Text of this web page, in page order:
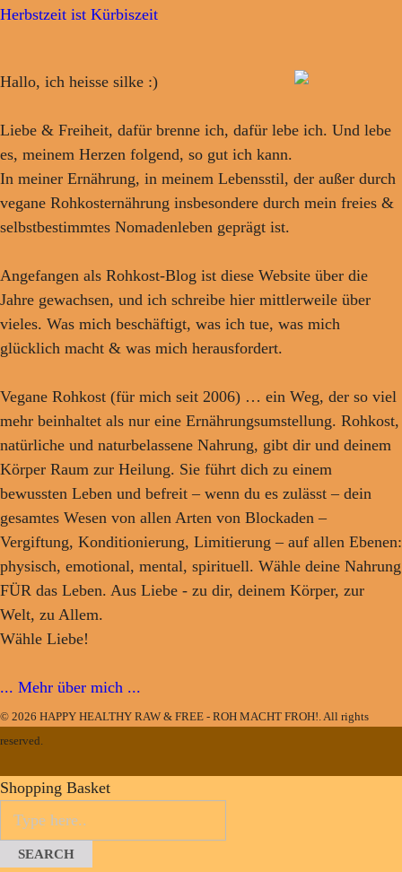
Herbstzeit ist Kürbiszeit
Hallo, ich heisse silke :)
Liebe & Freiheit, dafür brenne ich, dafür lebe ich. Und lebe
es, meinem Herzen folgend, so gut ich kann.
In meiner Ernährung, in meinem Lebensstil, der außer durch
vegane Rohkosternährung insbesondere durch mein freies &
selbstbestimmtes Nomadenleben geprägt ist.
Angefangen als Rohkost-Blog ist diese Website über die
Jahre gewachsen, und ich schreibe hier mittlerweile über
vieles. Was mich beschäftigt, was ich tue, was mich
glücklich macht & was mich herausfordert.
Vegane Rohkost (für mich seit 2006) … ein Weg, der so viel
mehr beinhaltet als nur eine Ernährungsumstellung. Rohkost,
natürliche und naturbelassene Nahrung, gibt dir und deinem
Körper Raum zur Heilung. Sie führt dich zu einem
bewussten Leben und befreit – wenn du es zulässt – dein
gesamtes Wesen von allen Arten von Blockaden –
Vergiftung, Konditionierung, Limitierung – auf allen Ebenen:
physisch, emotional, mental, spirituell. Wähle deine Nahrung
FÜR das Leben. Aus Liebe - zu dir, deinem Körper, zur
Welt, zu Allem.
Wähle Liebe!
... Mehr über mich ...
© 2026 HAPPY HEALTHY RAW & FREE - ROH MACHT FROH!. All rights
reserved.
Shopping Basket